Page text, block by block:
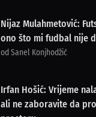
Nijaz Mulahmetović:
ono što mi fudbal nije
od Sanel Konjhodžić
Irfan Hošić: Vrijeme
ali ne zaboravite da